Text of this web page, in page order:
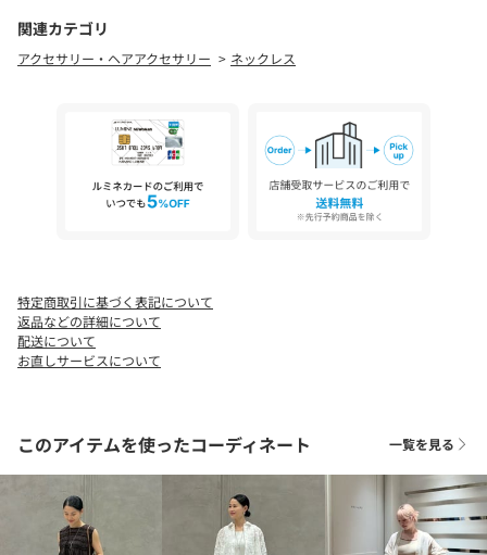
関連カテゴリ
アクセサリー・ヘアアクセサリー ネックレス
特定商取引に基づく表記について
返品などの詳細について
配送について
お直しサービスについて
このアイテムを使ったコーディネート 一覧を見る